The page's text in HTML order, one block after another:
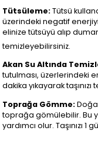
Tütsüleme:Tütsü
üzerindeki negatif
elinize tütsüyü alıp
temizleyebilirsiniz.
Akan Su Altında
tutulması, üzerlerindeki
dakika yıkayarak
Toprağa Gömme:
toprağa gömülebilir. Bu
yardımcı olur. Taşınızı